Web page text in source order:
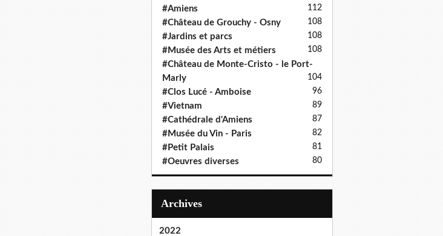
#Amiens 112
#Château de Grouchy - Osny 108
#Jardins et parcs 108
#Musée des Arts et métiers 108
#Château de Monte-Cristo - le Port-
Marly
104
#Clos Lucé - Amboise 96
#Vietnam 89
#Cathédrale d'Amiens 87
#Musée du Vin - Paris 82
#Petit Palais 81
#Oeuvres diverses 80
Archives
2022